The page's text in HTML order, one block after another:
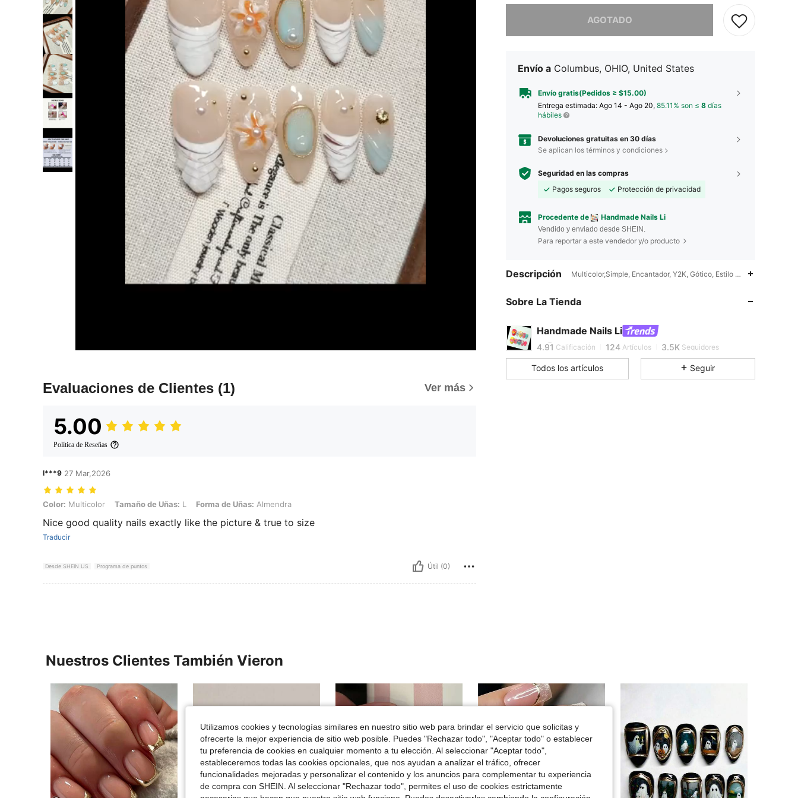
Evaluaciones de Clientes (1) Ver más
5.00
Política de Reseñas
l***9 27 Mar,2026
Color: Multicolor, Tamaño de Uñas: L, Forma de Uñas: Almendra
Color: Multicolor Tamaño de Uñas: L Forma de Uñas: Almendra
Nice good quality nails exactly like the picture & true to size
Traducir
Desde SHEIN US Programa de puntos Útil (0)
AGOTADO
Envío a Columbus, OHIO, United States
Envío gratis(Pedidos ≥ $15.00)
Entrega estimada: Ago 14 - Ago 20, 85.11% son ≤ 8 días
hábiles
Devoluciones gratuitas en 30 días
Se aplican los términos y condiciones
Seguridad en las compras
Pagos seguros
Protección de privacidad
Procedente de Handmade Nails Li
Vendido y enviado desde SHEIN.
Para reportar a este vendedor y/o producto
Descripción Multicolor,Simple, Encantador, Y2K, Gótico, Estilo Oriental,
Sobre La Tienda
Handmade Nails Li
4.91 124 3.5K
k***0está navegando
4.91 Calificación 124 Artículos 3.5K Seguidores
4.91 124 3.5K
Todos los artículos Seguir
Nuestros Clientes También Vieron
Utilizamos cookies y tecnologías similares en nuestro sitio web para brindar el servicio que solicitas y
ofrecerte la mejor experiencia de sitio web posible. Puedes "Rechazar todo", "Aceptar todo" o establecer
tu preferencia de cookies en cualquier momento a tu elección. Al seleccionar "Aceptar todo",
estableceremos todas las cookies opcionales, que nos ayudan a analizar el tráfico, ofrecer
funcionalidades mejoradas y personalizar el contenido y los anuncios para complementar tu experiencia
de compra con SHEIN. Al seleccionar "Rechazar todo", permites el uso de cookies estrictamente